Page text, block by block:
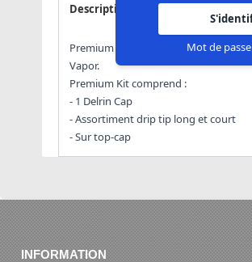
Mot de
Description Avis
Premium Spare Kit Aston RDTA -
Vapor.
Premium Kit comprend :
- 1 Delrin Cap
- Assortiment drip tip long et court
- Sur top-cap
INFORMATION